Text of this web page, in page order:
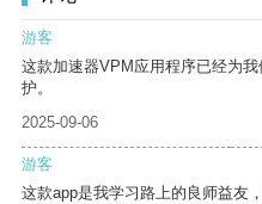
游客
这款加速器VPM应用程序已经为
护。
2025-09-06
游客
这款app是我学习路上的良师益友